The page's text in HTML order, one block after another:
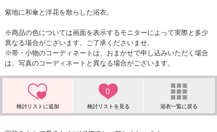
紫地に和傘と洋花を散らした浴衣。
※商品の色については画面を表示するモニターによって実際と多少
異なる場合がございます。ご了承くださいませ。
※帯・小物のコーディネートは、おまかせで申し込みいただく場合
は、写真のコーディネートと異なる場合がございます。
0